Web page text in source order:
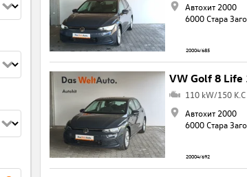
Автохит 2000
6000 Стара
20004/685
VW Golf 8 Life
110 kW/150 K.C
Автохит 2000
6000 Стара
20004/692